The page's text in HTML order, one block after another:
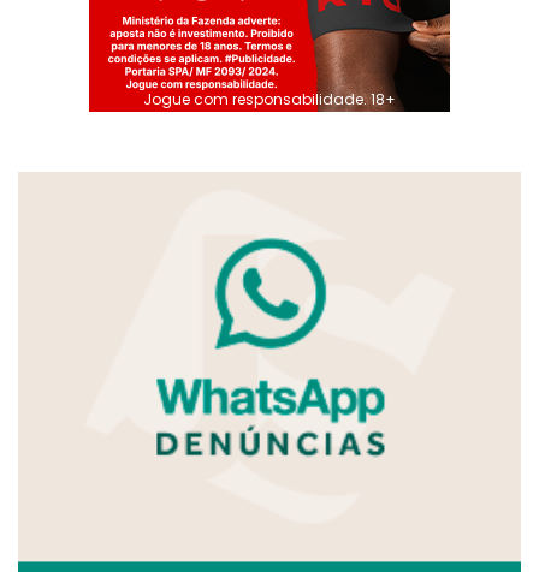
Jogue com responsabilidade. 18+